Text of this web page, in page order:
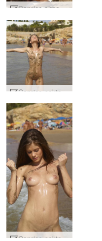
Caprice almenningsströnd #51
Caprice nektarströnd #54
Caprice nektarströnd #58